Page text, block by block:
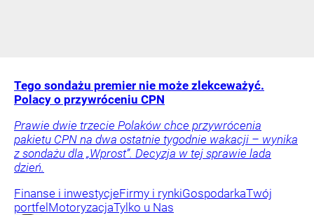
Tego sondażu premier nie może zlekceważyć.
Polacy o przywróceniu CPN
Prawie dwie trzecie Polaków chce przywrócenia
pakietu CPN na dwa ostatnie tygodnie wakacji – wynika
z sondażu dla „Wprost”. Decyzja w tej sprawie lada
dzień.
Finanse i inwestycjeFirmy i rynkiGospodarkaTwój
portfelMotoryzacjaTylko u Nas